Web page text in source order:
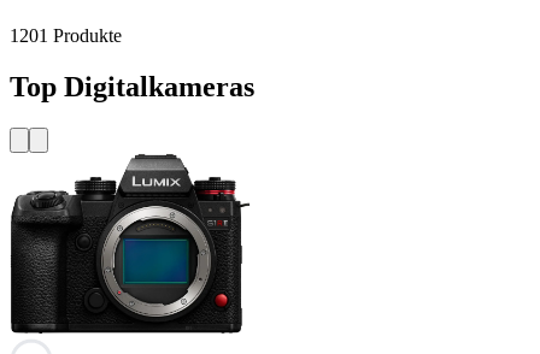
1201 Produkte
Top Digitalkameras